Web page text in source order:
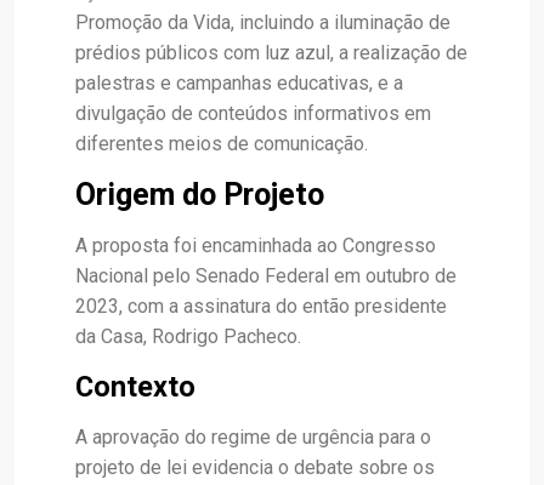
Promoção da Vida, incluindo a iluminação de
prédios públicos com luz azul, a realização de
palestras e campanhas educativas, e a
divulgação de conteúdos informativos em
diferentes meios de comunicação.
Origem do Projeto
A proposta foi encaminhada ao Congresso
Nacional pelo Senado Federal em outubro de
2023, com a assinatura do então presidente
da Casa, Rodrigo Pacheco.
Contexto
A aprovação do regime de urgência para o
projeto de lei evidencia o debate sobre os